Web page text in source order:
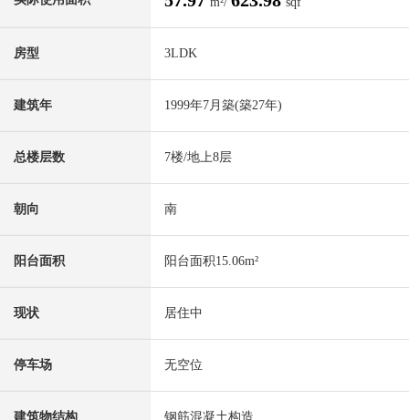
房型 3LDK
建筑年 1999年7月築(築27年)
总楼层数 7楼/地上8层
朝向 南
阳台面积 阳台面积15.06m²
现状 居住中
停车场 无空位
建筑物结构 钢筋混凝土构造